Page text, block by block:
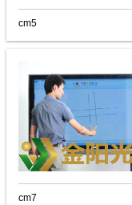
cm5
cm7